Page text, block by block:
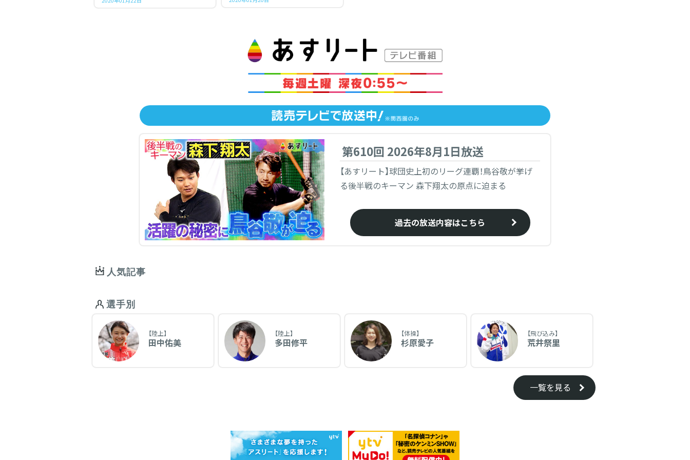
第610回 2026年8月1日放送
【あすリート】球団史上初のリーグ連覇！鳥谷敬が挙げ
る後半戦のキーマン 森下翔太の原点に迫まる
過去の放送内容はこちら
人気記事
選手別
【陸上】
田中佑美
【陸上】
多田修平
【体操】
杉原愛子
【飛び込み】
荒井祭里
一覧を見る